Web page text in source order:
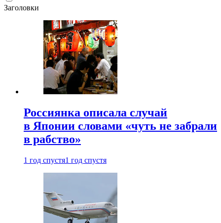
Заголовки
Россиянка описала случай
в Японии словами «чуть не забрали
в рабство»
1 год спустя1 год спустя